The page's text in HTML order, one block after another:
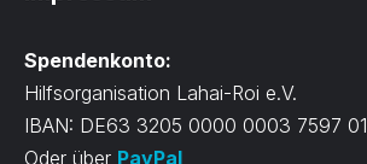
Spendenkonto:
Hilfsorganisation Lahai-Roi e.V.
IBAN: DE63 3205 0000 0003 7597 01
Oder über PayPal